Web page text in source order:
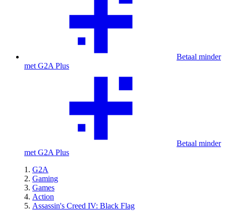
Betaal minder
met G2A Plus
Betaal minder
met G2A Plus
G2A
Gaming
Games
Action
Assassin's Creed IV: Black Flag